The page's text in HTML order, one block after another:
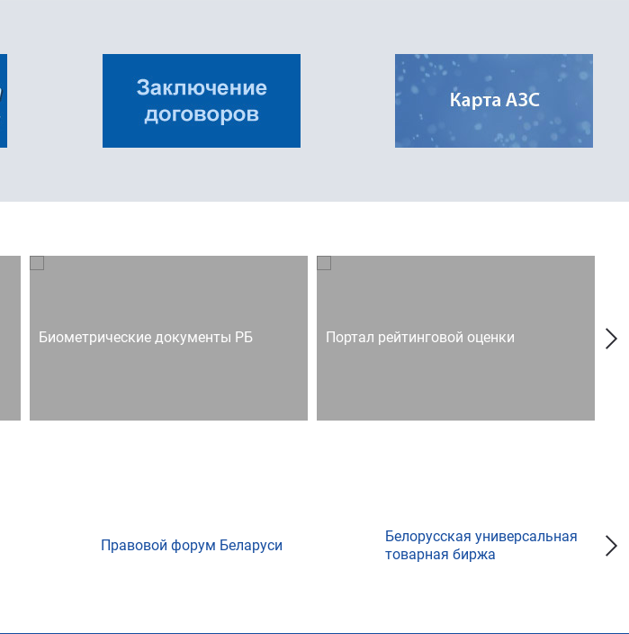
Биометрические документы РБ Портал рейтинговой оценки
Правовой форум Беларуси
Белорусская универсальная
товарная биржа